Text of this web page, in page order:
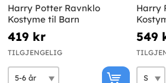
Harry Potter Ravnklo
Kostyme til Barn
419 kr
TILGJENGELIG
Harry
549